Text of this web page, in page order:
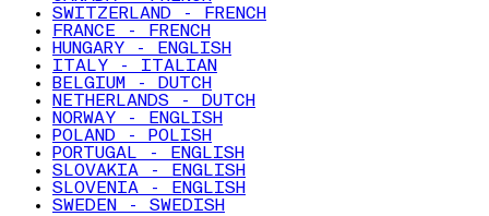
SWITZERLAND - FRENCH
FRANCE - FRENCH
HUNGARY - ENGLISH
ITALY - ITALIAN
BELGIUM - DUTCH
NETHERLANDS - DUTCH
NORWAY - ENGLISH
POLAND - POLISH
PORTUGAL - ENGLISH
SLOVAKIA - ENGLISH
SLOVENIA - ENGLISH
SWEDEN - SWEDISH